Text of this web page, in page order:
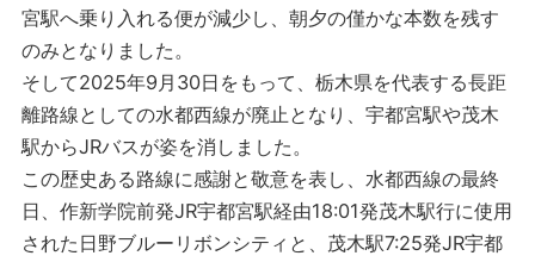
宮駅へ乗り入れる便が減少し、朝夕の僅かな本数を残す
のみとなりました。
そして2025年9月30日をもって、栃木県を代表する長距
離路線としての水都西線が廃止となり、宇都宮駅や茂木
駅からJRバスが姿を消しました。
この歴史ある路線に感謝と敬意を表し、水都西線の最終
日、作新学院前発JR宇都宮駅経由18:01発茂木駅行に使用
された日野ブルーリボンシティと、茂木駅7:25発JR宇都